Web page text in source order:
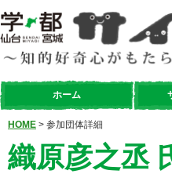
ホーム
HOME > 参加団体詳細
織原彦之丞